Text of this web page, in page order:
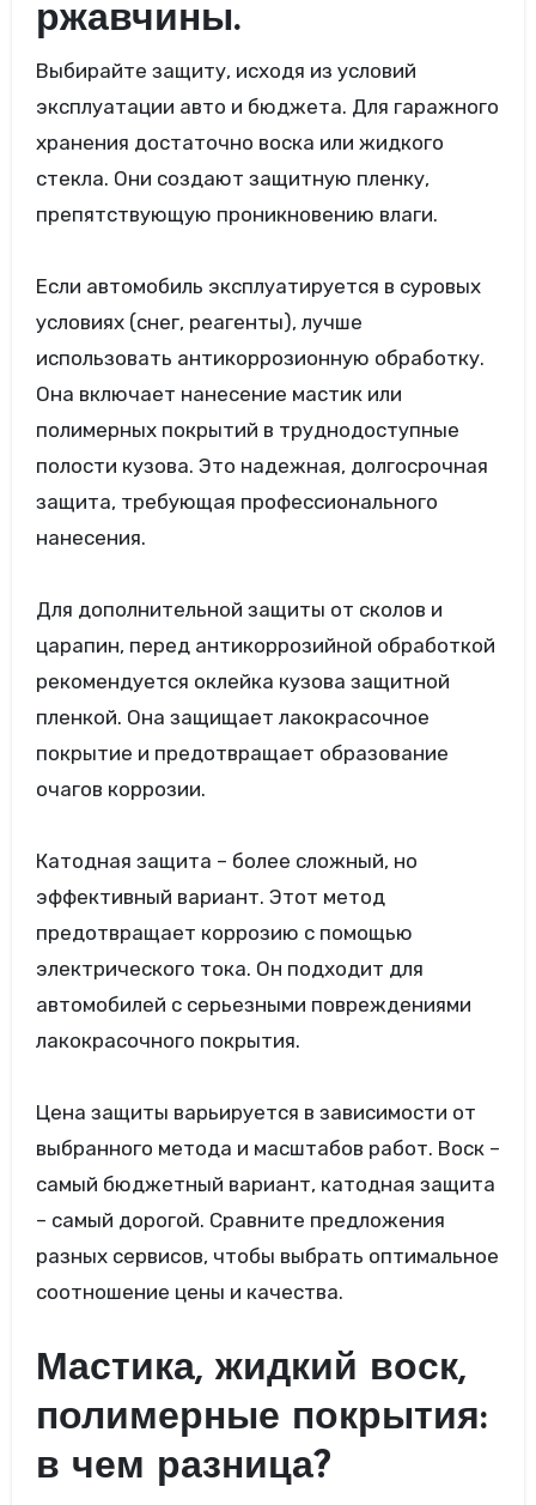
ржавчины.
Выбирайте защиту, исходя из условий
эксплуатации авто и бюджета. Для гаражного
хранения достаточно воска или жидкого
стекла. Они создают защитную пленку,
препятствующую проникновению влаги.
Если автомобиль эксплуатируется в суровых
условиях (снег, реагенты), лучше
использовать антикоррозионную обработку.
Она включает нанесение мастик или
полимерных покрытий в труднодоступные
полости кузова. Это надежная, долгосрочная
защита, требующая профессионального
нанесения.
Для дополнительной защиты от сколов и
царапин, перед антикоррозийной обработкой
рекомендуется оклейка кузова защитной
пленкой. Она защищает лакокрасочное
покрытие и предотвращает образование
очагов коррозии.
Катодная защита – более сложный, но
эффективный вариант. Этот метод
предотвращает коррозию с помощью
электрического тока. Он подходит для
автомобилей с серьезными повреждениями
лакокрасочного покрытия.
Цена защиты варьируется в зависимости от
выбранного метода и масштабов работ. Воск –
самый бюджетный вариант, катодная защита
– самый дорогой. Сравните предложения
разных сервисов, чтобы выбрать оптимальное
соотношение цены и качества.
Мастика, жидкий воск,
полимерные покрытия:
в чем разница?